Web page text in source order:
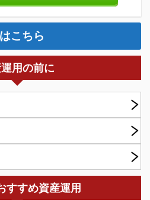
こちら
用の前に
すすめ資産運用